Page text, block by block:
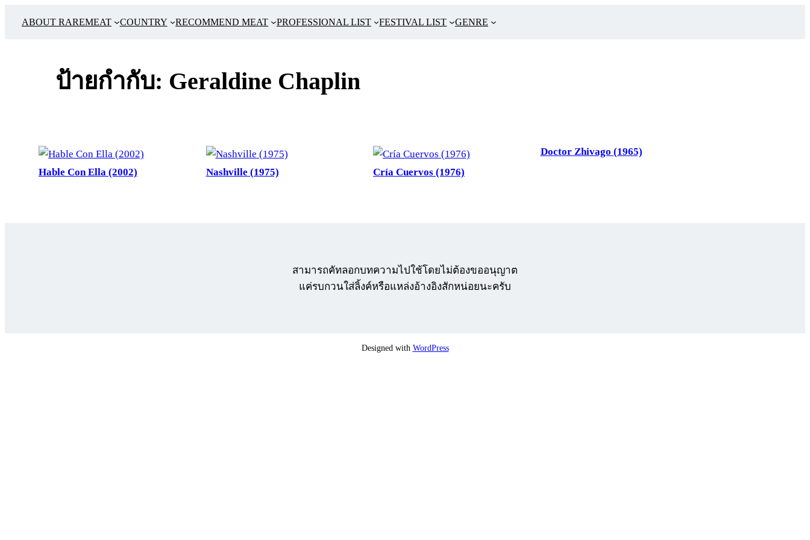
ABOUT RAREMEAT COUNTRY RECOMMEND MEAT PROFESSIONAL LIST FESTIVAL LIST GENRE
ป้ายกำกับ: Geraldine Chaplin
Hable Con Ella (2002) Nashville (1975) Cría Cuervos (1976)
Doctor Zhivago (1965)
สามารถคัทลอกบทความไปใช้โดยไม่ต้องขออนุญาต
แค่รบกวนใส่ลิ้งค์หรือแหล่งอ้างอิงสักหน่อยนะครับ
Designed with WordPress